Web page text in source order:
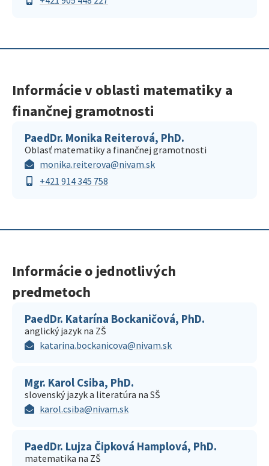
Informácie v oblasti matematiky a
finančnej gramotnosti
PaedDr. Monika Reiterová, PhD.
Oblasť matematiky a finančnej gramotnosti
monika.reiterova@nivam.sk
+421 914 345 758
Informácie o jednotlivých
predmetoch
PaedDr. Katarína Bockaničová, PhD.
anglický jazyk na ZŠ
katarina.bockanicova@nivam.sk
Mgr. Karol Csiba, PhD.
slovenský jazyk a literatúra na SŠ
karol.csiba@nivam.sk
PaedDr. Lujza Čipková Hamplová, PhD.
matematika na ZŠ